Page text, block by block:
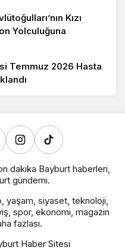
Kızı
Yolculuğuna
Temmuz 2026 Hasta
dakika Bayburt haberleri,
gündemi.
yaşam, siyaset, teknoloji,
spor, ekonomi, magazin
fazlası.
Haber Sitesi